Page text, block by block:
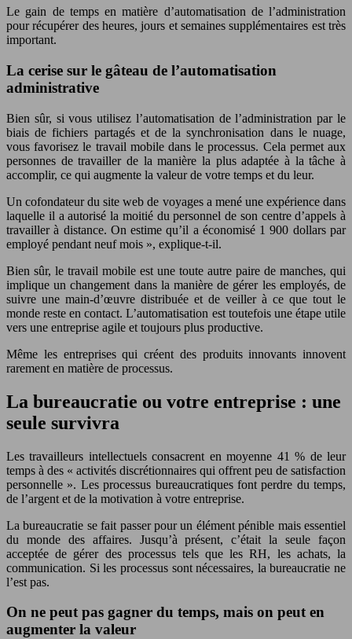
Le gain de temps en matière d’automatisation de l’administration
pour récupérer des heures, jours et semaines supplémentaires est très
important.
La cerise sur le gâteau de l’automatisation
administrative
Bien sûr, si vous utilisez l’automatisation de l’administration par le
biais de fichiers partagés et de la synchronisation dans le nuage,
vous favorisez le travail mobile dans le processus. Cela permet aux
personnes de travailler de la manière la plus adaptée à la tâche à
accomplir, ce qui augmente la valeur de votre temps et du leur.
Un cofondateur du site web de voyages a mené une expérience dans
laquelle il a autorisé la moitié du personnel de son centre d’appels à
travailler à distance. On estime qu’il a économisé 1 900 dollars par
employé pendant neuf mois », explique-t-il.
Bien sûr, le travail mobile est une toute autre paire de manches, qui
implique un changement dans la manière de gérer les employés, de
suivre une main-d’œuvre distribuée et de veiller à ce que tout le
monde reste en contact. L’automatisation est toutefois une étape utile
vers une entreprise agile et toujours plus productive.
Même les entreprises qui créent des produits innovants innovent
rarement en matière de processus.
La bureaucratie ou votre entreprise : une
seule survivra
Les travailleurs intellectuels consacrent en moyenne 41 % de leur
temps à des « activités discrétionnaires qui offrent peu de satisfaction
personnelle ». Les processus bureaucratiques font perdre du temps,
de l’argent et de la motivation à votre entreprise.
La bureaucratie se fait passer pour un élément pénible mais essentiel
du monde des affaires. Jusqu’à présent, c’était la seule façon
acceptée de gérer des processus tels que les RH, les achats, la
communication. Si les processus sont nécessaires, la bureaucratie ne
l’est pas.
On ne peut pas gagner du temps, mais on peut en
augmenter la valeur